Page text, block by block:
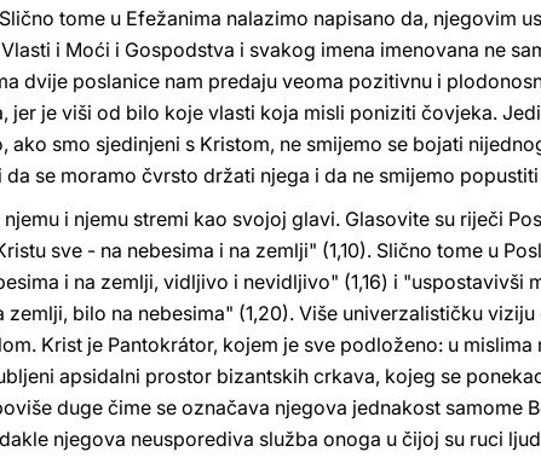
tome u Efežanima nalazimo napisano da, njegovim
i Moći i Gospodstva i svakog imena imenovana ne
dvije poslanice nam predaju veoma pozitivnu i
jer je viši od bilo koje vlasti koja misli poniziti čovjeka.
ako smo sjedinjeni s Kristom, ne smijemo se bojati
se moramo čvrsto držati njega i da ne smijemo popustiti
i njemu stremi kao svojoj glavi. Glasovite su riječi
sve - na nebesima i na zemlji" (1,10). Slično tome u
i na zemlji, vidljivo i nevidljivo" (1,16) i "uspostavivši
bilo na nebesima" (1,20). Više univerzalističku
Krist je Pantokrátor, kojem je sve podloženo: u mislima
apsidalni prostor bizantskih crkava, kojeg se
duge čime se označava njegova jednakost samome
njegova neusporediva služba onoga u čijoj su ruci